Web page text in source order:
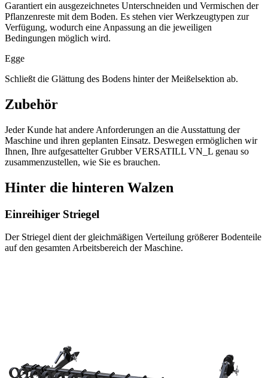
Garantiert ein ausgezeichnetes Unterschneiden und Vermischen der
Pflanzenreste mit dem Boden. Es stehen vier Werkzeugtypen zur
Verfügung, wodurch eine Anpassung an die jeweiligen
Bedingungen möglich wird.
Egge
Schließt die Glättung des Bodens hinter der Meißelsektion ab.
Zubehör
Jeder Kunde hat andere Anforderungen an die Ausstattung der
Maschine und ihren geplanten Einsatz. Deswegen ermöglichen wir
Ihnen, Ihre aufgesattelter Grubber VERSATILL VN_L genau so
zusammenzustellen, wie Sie es brauchen.
Hinter die hinteren Walzen
Einreihiger Striegel
Der Striegel dient der gleichmäßigen Verteilung größerer Bodenteile
auf den gesamten Arbeitsbereich der Maschine.